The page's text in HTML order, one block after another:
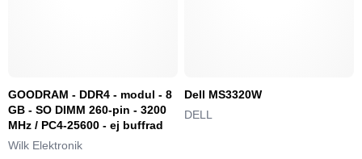
GOODRAM - DDR4 - modul - 8
GB - SO DIMM 260-pin - 3200
MHz / PC4-25600 - ej buffrad
Wilk Elektronik
Dell MS3320W
DELL